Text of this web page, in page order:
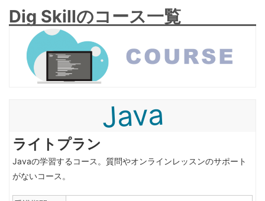
Dig Skillのコース一覧
Java
ライトプラン
Javaの学習するコース。質問やオンラインレッスンのサポート
がないコース。